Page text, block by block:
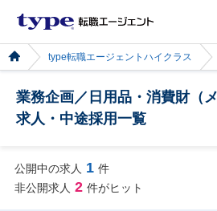
type転職エージェントハイクラス
業務企画／日用品・消費財（
求人・中途採用一覧
公開中の求人 1 件
非公開求人 2 件がヒット